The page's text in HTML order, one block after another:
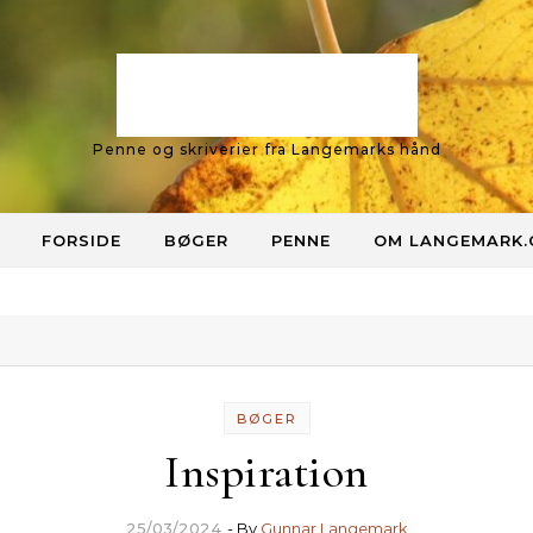
Penne og skriverier fra Langemarks hånd
FORSIDE BØGER PENNE OM
BØGER
Inspiration
25/03/2024 - By Gunnar Langemark